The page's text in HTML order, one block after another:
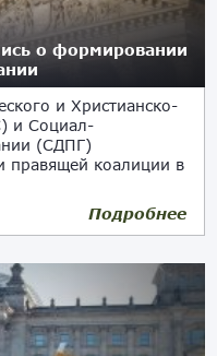
о формировании
и Христианско-
и Социал-
(СДПГ)
правящей коалиции в
Подробнее